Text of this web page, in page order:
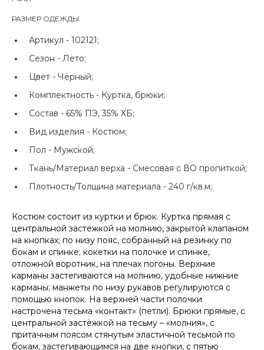
РАЗМЕР ОДЕЖДЫ
Артикул - 102121;
Сезон - Лето;
Цвет - Чёрный;
Комплектность - Куртка, брюки;
Состав - 65% ПЭ, 35% ХБ;
Вид изделия - Костюм;
Пол - Мужской;
Ткань/Материал верха - Смесовая с ВО пропиткой;
Плотность/Толщина материала - 240 г/кв.м;
Костюм состоит из куртки и брюк. Куртка прямая с
центральной застежкой на молнию, закрытой клапаном
на кнопках; по низу пояс, собранный на резинку по
бокам и спинке; кокетки на полочке и спинке,
отложной воротник, на плечах погоны. Верхние
карманы застегиваются на молнию, удобные нижние
карманы; манжеты по низу рукавов регулируются с
помощью кнопок. На верхней части полочки
настрочена тесьма «контакт» (петли). Брюки прямые, с
центральной застёжкой на тесьму – «молния», с
притачным поясом стянутым эластичной тесьмой по
бокам, застегивающимся на две кнопки, с пятью